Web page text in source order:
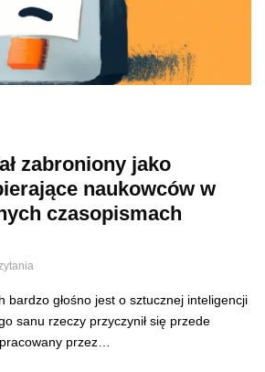
zabroniony jako
naukowców w
czasopismach
bardzo głośno jest o sztucznej inteligencji
sanu rzeczy przyczynił się przede
przez…